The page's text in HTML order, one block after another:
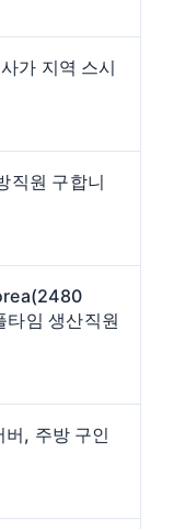
가 지역 스시
직원 구합니
임 생산직원
, 주방 구인